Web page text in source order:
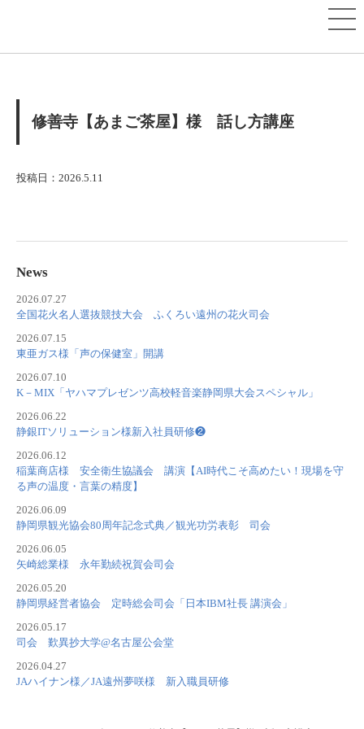
修善寺【あまご茶屋】様 話し方講座
投稿日：2026.5.11
News
2026.07.27
全国花火名人選抜競技大会 ふくろい遠州の花火司会
2026.07.15
東亜ガス様「声の保健室」開講
2026.07.10
K－MIX「ヤハマプレゼンツ高校軽音楽静岡県大会スペシャル」
2026.06.22
静銀ITソリューション様新入社員研修❷
2026.06.12
稲葉商店様 安全衛生協議会 講演【AI時代こそ高めたい！現場を守
る声の温度・言葉の精度】
2026.06.09
静岡県観光協会80周年記念式典／観光功労表彰 司会
2026.06.05
矢崎総業様 永年勤続祝賀会司会
2026.05.20
静岡県経営者協会 定時総会司会「日本IBM社長 講演会」
2026.05.17
司会 歎異抄大学@名古屋公会堂
2026.04.27
JAハイナン様／JA遠州夢咲様 新入職員研修